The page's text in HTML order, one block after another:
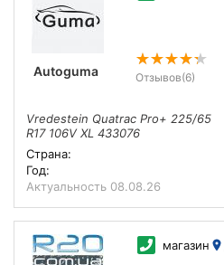
Autoguma Отзывов(6)
Vredestein Quatrac Pro+ 225/65
R17 106V XL 433076
Страна:
Год:
Актуальность 08.08.26
магазин